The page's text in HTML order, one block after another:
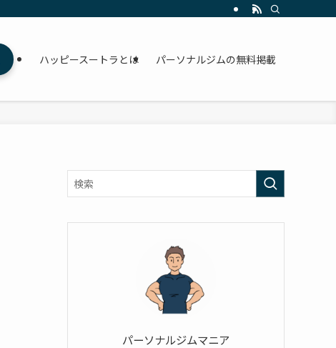
ハッピースートラとは パーソナルジムの無料掲載
パーソナルジムマニア